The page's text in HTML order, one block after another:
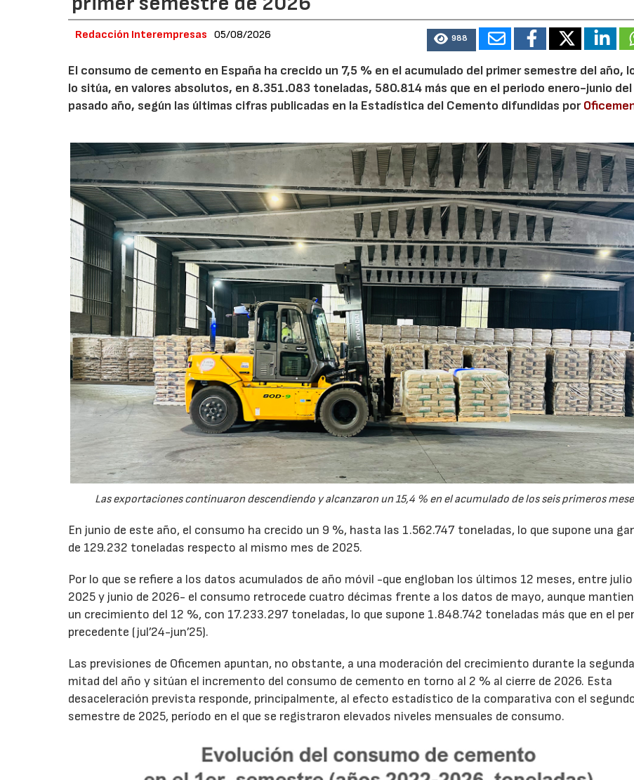
Redacción Interempresas 05/08/2026 988
El consumo de cemento en España ha crecido un 7,5 % en el acumulado del primer semestre del año,
lo sitúa, en valores absolutos, en 8.351.083 toneladas, 580.814 más que en el periodo enero-junio del
pasado año, según las últimas cifras publicadas en la Estadística del Cemento difundidas por
Las exportaciones continuaron descendiendo y alcanzaron un 15,4 % en el acumulado de los seis primeros
En junio de este año, el consumo ha crecido un 9 %, hasta las 1.562.747 toneladas, lo que supone una
de 129.232 toneladas respecto al mismo mes de 2025.
Por lo que se refiere a los datos acumulados de año móvil -que engloban los últimos 12 meses, entre julio
2025 y junio de 2026- el consumo retrocede cuatro décimas frente a los datos de mayo, aunque
un crecimiento del 12 %, con 17.233.297 toneladas, lo que supone 1.848.742 toneladas más que en el
precedente (jul’24-jun’25).
Las previsiones de Oficemen apuntan, no obstante, a una moderación del crecimiento durante la segunda
mitad del año y sitúan el incremento del consumo de cemento en torno al 2 % al cierre de 2026. Esta
desaceleración prevista responde, principalmente, al efecto estadístico de la comparativa con el
semestre de 2025, período en el que se registraron elevados niveles mensuales de consumo.